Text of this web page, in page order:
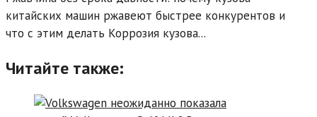
китайских машин ржавеют быстрее конкурентов и
что с этим делать Коррозия кузова...
Читайте также: